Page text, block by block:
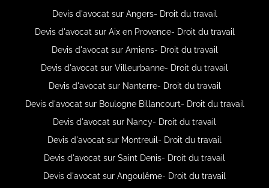
Devis d'avocat sur Angers- Droit du travail
Devis d'avocat sur Aix en Provence- Droit du travail
Devis d'avocat sur Amiens- Droit du travail
Devis d'avocat sur Villeurbanne- Droit du travail
Devis d'avocat sur Nanterre- Droit du travail
Devis d'avocat sur Boulogne Billancourt- Droit du travail
Devis d'avocat sur Nancy- Droit du travail
Devis d'avocat sur Montreuil- Droit du travail
Devis d'avocat sur Saint Denis- Droit du travail
Devis d'avocat sur Angoulême- Droit du travail